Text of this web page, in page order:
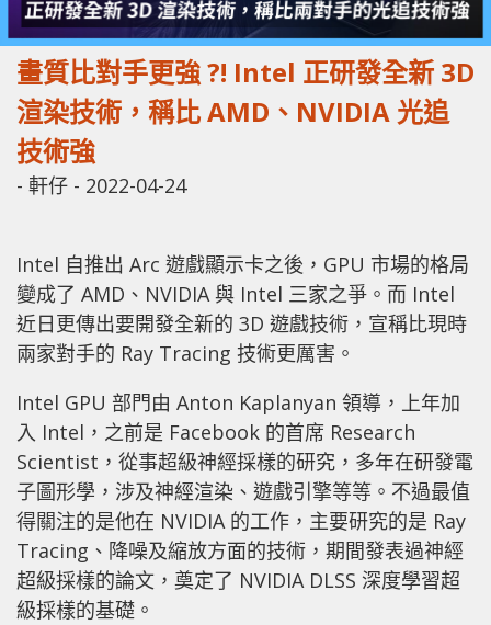
畫質比對手更強 ?! Intel 正研發全新 3D
渲染技術，稱比 AMD、NVIDIA 光追
技術強
- 軒仔 - 2022-04-24
Intel 自推出 Arc 遊戲顯示卡之後，GPU 市場的格局
變成了 AMD、NVIDIA 與 Intel 三家之爭。而 Intel
近日更傳出要開發全新的 3D 遊戲技術，宣稱比現時
兩家對手的 Ray Tracing 技術更厲害。
Intel GPU 部門由 Anton Kaplanyan 領導，上年加
入 Intel，之前是 Facebook 的首席 Research
Scientist，從事超級神經採樣的研究，多年在研發電
子圖形學，涉及神經渲染、遊戲引擎等等。不過最值
得關注的是他在 NVIDIA 的工作，主要研究的是 Ray
Tracing、降噪及縮放方面的技術，期間發表過神經
超級採樣的論文，奠定了 NVIDIA DLSS 深度學習超
級採樣的基礎。